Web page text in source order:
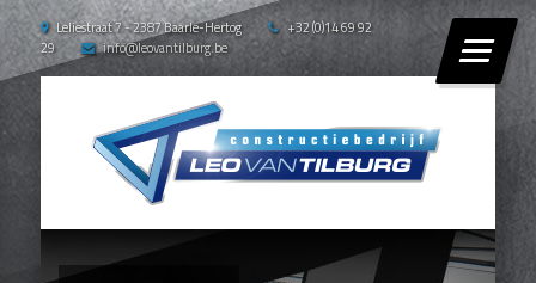
Leliestraat 7 - 2387 Baarle-Hertog
+32 (0)14 69 92
29
info@leovantilburg.be